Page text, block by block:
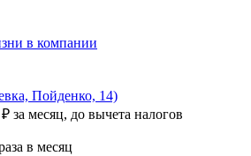
в компании
Пойденко, 14)
₽ за месяц, до вычета налогов
в месяц